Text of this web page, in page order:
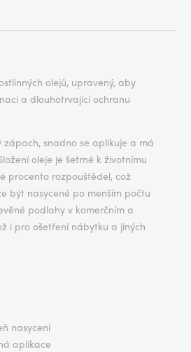
olejů, upravený, aby
a dlouhotrvající ochranu
zápach, snadno se aplikuje a má
oleje je šetrné k životnímu
procento rozpouštědel, což
být nasycené po menším počtu
podlahy v komerčním a
i pro ošetření nábytku a jiných
nasycení
aplikace